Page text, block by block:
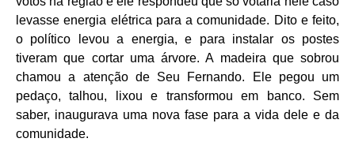
levasse energia elétrica para a comunidade. Dito e feito,
o político levou a energia, e para instalar os postes
tiveram que cortar uma árvore. A madeira que sobrou
chamou a atenção de Seu Fernando. Ele pegou um
pedaço, talhou, lixou e transformou em banco. Sem
saber, inaugurava uma nova fase para a vida dele e da
comunidade.